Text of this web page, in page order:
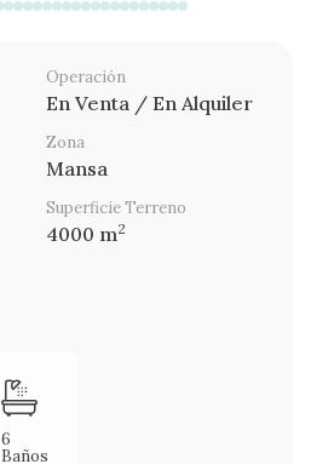
Operación
En Venta / En Alquiler
Zona
Mansa
Superficie Terreno
4000 m2
6
Baños